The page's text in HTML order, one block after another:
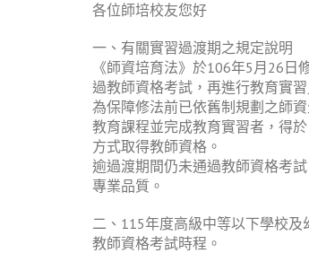
各位師培校友您好
一、有關實習過渡期之規定說明
《師資培育法》於106年5月26
過教師資格考試，再進行教育實習
為保障修法前已依舊制規劃之師
教育課程並完成教育實習者，得
方式取得教師資格。
逾過渡期間仍未通過教師資格考
專業品質。
二、115年度高級中等以下學校
教師資格考試時程。